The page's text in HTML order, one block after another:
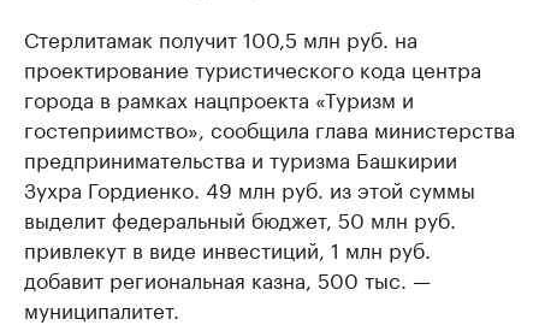
Стерлитамак получит 100,5 млн руб. на
проектирование туристического кода центра
города в рамках нацпроекта «Туризм и
гостеприимство», сообщила глава министерства
предпринимательства и туризма Башкирии
Зухра Гордиенко. 49 млн руб. из этой суммы
выделит федеральный бюджет, 50 млн руб.
привлекут в виде инвестиций, 1 млн руб.
добавит региональная казна, 500 тыс. —
муниципалитет.